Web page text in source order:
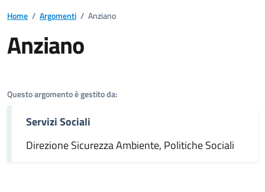
Home / Argomenti / Anziano
Anziano
Questo argomento è gestito da:
Servizi Sociali
Direzione Sicurezza Ambiente, Politiche Sociali